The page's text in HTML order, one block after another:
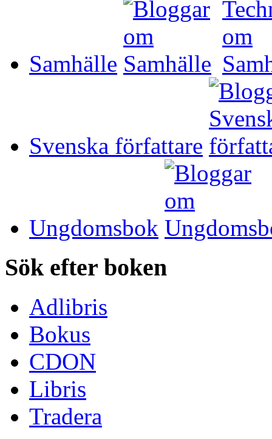
Samhälle
Svenska författare
Ungdomsbok
Sök efter boken
Adlibris
Bokus
CDON
Libris
Tradera